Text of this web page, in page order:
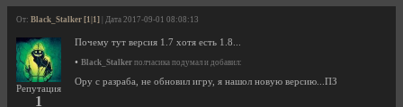
От: Black_Stalker [1|1] | Дата 2017-09-01 08:08:13
Репутация
1
Почему тут версия 1.7 хотя есть 1.8...
• Black_Stalker полчасика подумал и добавил:
Ору с разраба, не обновил игру, я нашол новую версию...ПЗ